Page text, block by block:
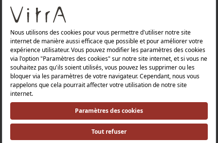
Produits
Politique de confidentialité et politique de protection des
Politique de qualité |
Politique de santé et de sécurité au travail |
Politique environnementale |